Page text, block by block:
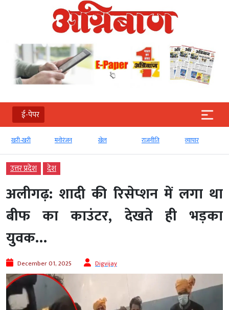
ई-पेपर
खरी-खरी मनोरंजन खेल राजनीति व्‍यापार
उत्तर प्रदेश देश
अलीगढ़: शादी की रिसेप्शन में लगा था
बीफ का काउंटर, देखते ही भड़का
युवक…
December 01, 2025 Digvijay